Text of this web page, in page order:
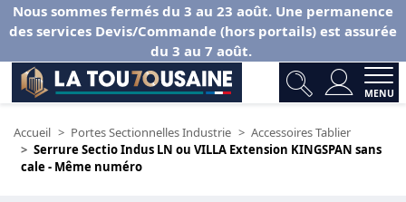
Nous sommes fermés du 3 au 23 août. Une permanence
des services Devis/Commande (hors portails) est assurée
du 3 au 7 août.
MENU
Accueil Portes Sectionnelles Industrie
Accessoires Tablier
Serrure Sectio Indus LN ou VILLA Extension KINGSPAN sans
cale - Même numéro